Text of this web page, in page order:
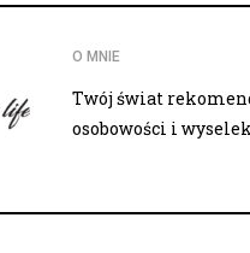
O MNIE
Twój świat
osobowości i